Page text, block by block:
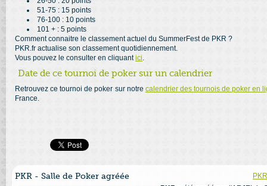
51-75 : 15 points
76-100 : 10 points
101 + : 5 points
Comment connaitre le classement actuel du SummerFest de PKR ?
PKR.fr actualise son classement quotidiennement.
Vous pouvez le consulter en cliquantici.
Date de ce tournoi de poker sur un calendrier
Retrouvez ce tournoi de poker sur notre calendrier des tournois de poker en
France.
PKR - Salle de Poker agréée